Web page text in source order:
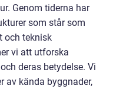
Genom tiderna har
som står som
och teknisk
vi att utforska
deras betydelse. Vi
av kända byggnader,